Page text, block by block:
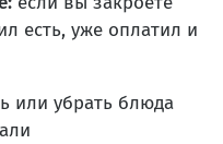
есть, уже оплатил и
или убрать блюда